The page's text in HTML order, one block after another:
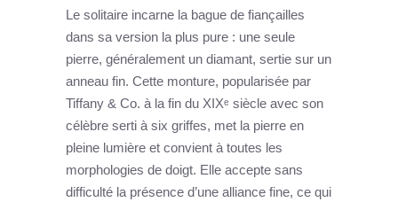
Le solitaire incarne la bague de fiançailles
dans sa version la plus pure : une seule
pierre, généralement un diamant, sertie sur un
anneau fin. Cette monture, popularisée par
Tiffany & Co. à la fin du XIXᵉ siècle avec son
célèbre serti à six griffes, met la pierre en
pleine lumière et convient à toutes les
morphologies de doigt. Elle accepte sans
difficulté la présence d’une alliance fine, ce qui